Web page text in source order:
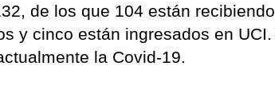
de los que 104 están
y cinco están ingresados en
la Covid-19.